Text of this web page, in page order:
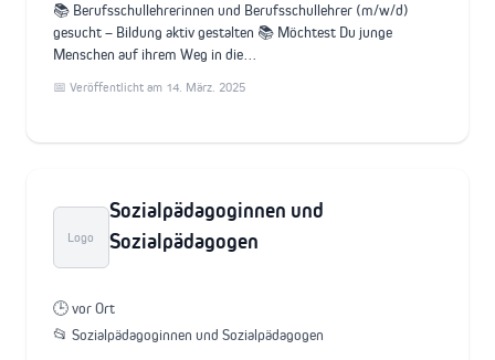
📚 Berufsschullehrerinnen und Berufsschullehrer (m/w/d)
gesucht – Bildung aktiv gestalten 📚 Möchtest Du junge
Menschen auf ihrem Weg in die…
📅 Veröffentlicht am 14. März. 2025
Logo
Sozialpädagoginnen und
Sozialpädagogen
🕒 vor Ort
📂 Sozialpädagoginnen und Sozialpädagogen